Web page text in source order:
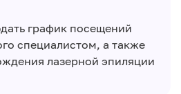
график посещений
специалистом, а также
лазерной эпиляции